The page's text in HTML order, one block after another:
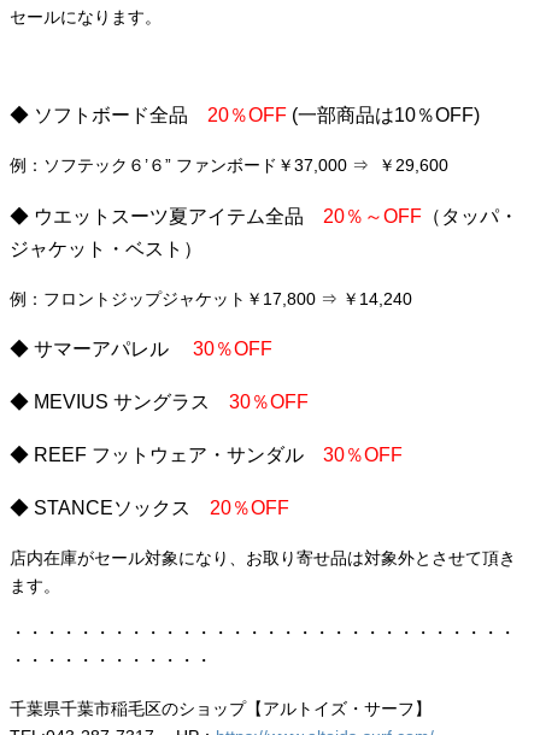
セールになります。
◆ ソフトボード全品 20％OFF (一部商品は10％OFF)
例：ソフテック６’６” ファンボード￥37,000 ⇒ ￥29,600
◆ ウエットスーツ夏アイテム全品 20％～OFF （タッパ・
ジャケット・ベスト）
例：フロントジップジャケット￥17,800 ⇒ ￥14,240
◆ サマーアパレル 30％OFF
◆ MEVIUS サングラス 30％OFF
◆ REEF フットウェア・サンダル 30％OFF
◆ STANCEソックス 20％OFF
店内在庫がセール対象になり、お取り寄せ品は対象外とさせて頂き
ます。
・・・・・・・・・・・・・・・・・・・・・・・・・・・・・・
・・・・・・・・・・・・
千葉県千葉市稲毛区のショップ【アルトイズ・サーフ】